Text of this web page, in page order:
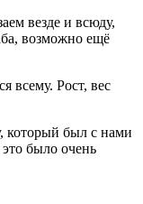
везде и всюду,
возможно ещё
всему. Рост, вес
который был с нами
было очень